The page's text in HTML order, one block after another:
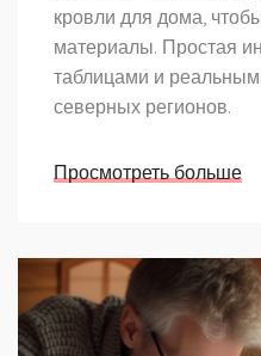
кровли для дома,
материалы. Простая
таблицами и
северных регионов.
Просмотреть больше